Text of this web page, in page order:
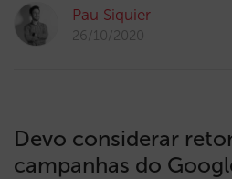
Pau Siquier
26/10/2020
Devo considerar
campanhas do